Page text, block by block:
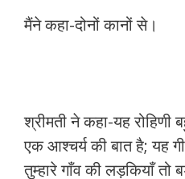
मैंने कहा-दोनों कानों से।
श्रीमती ने कहा-यह
एक आश्चर्य की बात है; यह
तुम्हारे गाँव की लड़कियाँ तो